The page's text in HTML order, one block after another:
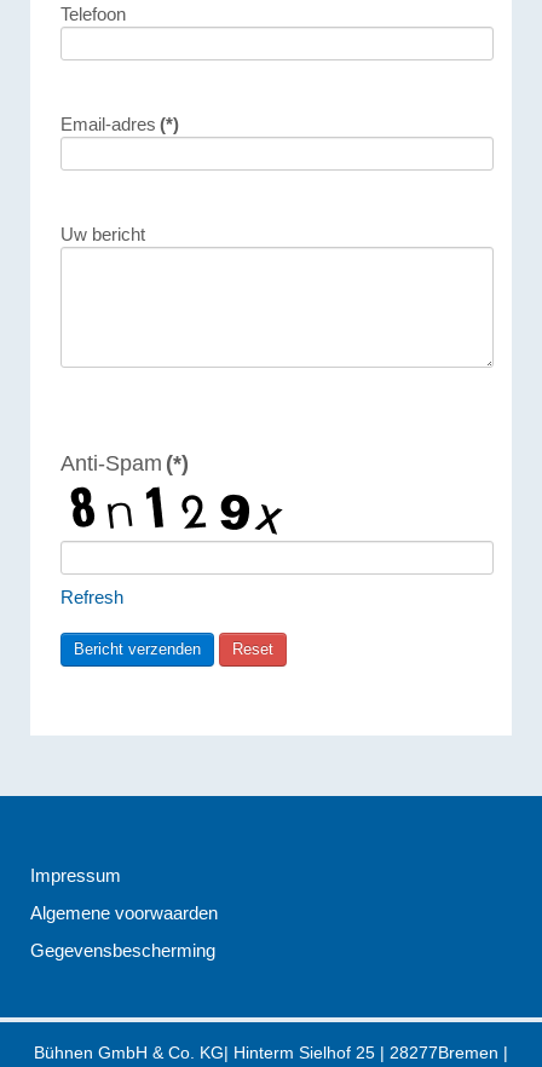
Telefoon
Email-adres (*)
Uw bericht
Anti-Spam (*)
Refresh
Impressum
Algemene voorwaarden
Gegevensbescherming
Bühnen GmbH & Co. KG| Hinterm Sielhof 25 | 28277Bremen |